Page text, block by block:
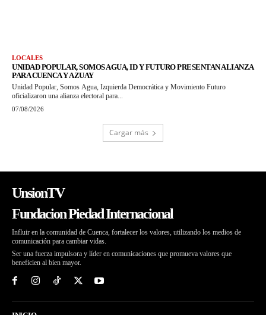
LOCALES
UNIDAD POPULAR, SOMOS AGUA, ID Y FUTURO PRESENTAN ALIANZA
PARA CUENCA Y AZUAY
Unidad Popular, Somos Agua, Izquierda Democrática y Movimiento Futuro
oficializaron una alianza electoral para...
07/08/2026
Cargar más
UnsionTV
Fundacion Piedad Internacional
Influir en la comunidad de Cuenca, fortalecer los valores, utilizando los medios de
comunicación para cambiar vidas.
Ser una fuerza impulsora y líder en comunicaciones que promueva valores que
beneficien al bien mayor.